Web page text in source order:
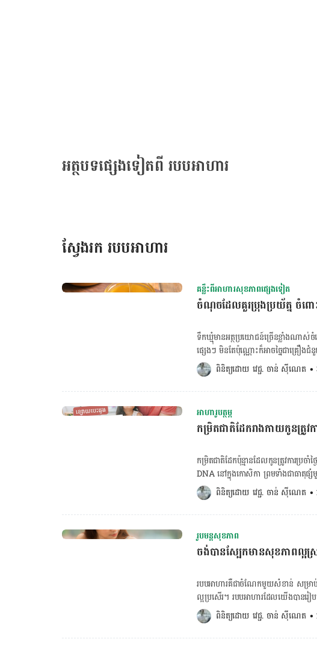
អត្ថបទផ្សេងទៀតពី របបអាហារ
ស្វែងរក របបអាហារ
គន្លឹះពីអាហារសុខភាពផ្សេងទៀត
ចំណុចដែលគួរប្រុងប្រយ័ត្ន ចំពោ
ទឹកឃ្មុំមានអត្ថប្រយោជន៍ច្រើនខ្លាំងណា
ផ្សេងៗ មិនតែប៉ុណ្ណោះក៏អាចច្នៃជាគ្រឿ
ប្រយោជន៍ច្រើនបែបនេះ ទឹកឃ្មុំក៏មានគុណវិប
គណនា BMR ចុចទីនេះ! ចង់គណនារង្វាស់ចង្វាក់បេះដូង ចុចទីនេះ! ១.ចំពោះទារក ទឹកឃ្មុំមិនត្រូវបានអនុញ្ញាត
ឲ្យទារកក្រោមអាយុ១ខួប ឬតិចជាង១២ខែ
អាចបណ្ដាលប៉ះពាល់ដល់សុខភាពក្រពះពោ
ពាល់ដល់សុខភាពមែន ប៉ុន្ដែក៏មិនត្រូវញ៉ាំច្រើ
ប្រតិកម្មអាលែកហ្ស៊ីជាមួយទឹកឃ្មុំ ករណីនេះ
កម្មអាលែកហ្ស៊ីទឹកឃ្មុំគឺបង្កឡើងដោយលម្អ
ប្រឈមអាការៈផ្សេងៗ ដូចជា៖ ការកណ្ដាស់ ការហៀរសំបោរ ការហៀរទឹកភ្នែក រមាស់ក និង អាការៈមួយចំនួន
ទៀតអាស្រ័យលើការប៉ះពាល់ទឹកឃ្មុំ។ ៤.អ្នកជំងឺទឹកនោមផ្អែម អ្នកជំងឺទឹកនោមផ្អែមទាំងពីរប្រភេទ ការញ៉ាំទឹកឃ្មុំ
ពិគ្រោះជាមួយគ្រូពេទ្យជាមុនសិន ទើបជាវិធីល្អ។ អត្ថបទគួរអាន៖ រោគសញ្ញា​មិន​ប្រក្រតី​នៃជំងឺ​មហារីក​
ស្រី​ៗ​គួរ​ដឹង​​​​​​​​​​​​​​​​​​​​​​​​​​​​​​​​​​​​​​​​​​​​​​​​​​​​​​​​​​​​​​​​​​​​ កាត់​បន្ថយ​ហានិភ័យ​មហារីក​សុដន់​ អនុវត្តទម្លាប់ល្អ​ៗទាំង​នេះ កំពុង​ព្យាបាលជំងឺមហារីកដឹងថាពិបាក
នេះជាតិចនិកគួរដឹង អ្នកជាពីជំងឺមហារីក​សុដន់​​​​​​​​​​​​​​​​​​​​​​​​​​​​​​​​​​​​​​​​​​​​​​​​​​​​​​​​​​​​​​​​​​​​​​៖ សុខភាពផ្លូវចិត្តជា​រឿងសំខាន់​ពេលកំពុងព្យាបាល ៣ ចំណុច
ពិនិត្យដោយ វេជ្ជ. ចាន់ ស៊ីណេត •
អាហារូបត្ថម្ភ
កម្រិតជាតិដែករាងកាយកូនត្រូវ
កម្រិត​ជាតិដែកប៉ុន្មានដែលកូនត្រូវ​ការ​ប្រច
DNA នៅក្នុងកោសិកា ព្រមទាំង​ជាធា
ប្រូតេអ៊ីននៅក្នុង​គ្រាប់​ឈាមក្រហម។ ការ​ខ្
ប៉ា​ម៉ាក់​ត្រូវ​យក​ចិត្ត​ទុក​ដាក់​ការពារ​កូន​កុំ​ឲ្យ​ខ្
កើតរហូតដល់អាយុ ៦ ខែមានជាតិដែកស្
ទារកអាយុ ៧-១២ ខែ៖ ១១ មិល្លីក្រាមក្នុងមួយថ្ងៃ កុមារអាយុ ១-៣ ឆ្នាំ៖ ៧ មិល្លីក្រាមក្នុងមួយថ្
៤-៨ ឆ្នាំ៖ ១០ មិល្លីក្រាមក្នុងមួយថ្ងៃ កុមារអាយុ ៩-១៣ ឆ្នាំ៖ ៨ មិល្លីក្រាមក្នុងមួយថ្ងៃ ក្មេងស្រីអាយុ ១៤-១៨
ខ្វះជាតិដែកលើកុមារ លោកវេជ្ជបណ្ឌិត
ជាតិ​បាន​​ឱ្យ​ដឹង​ថា នៅពេលខ្វះជាតិដែ
ពិនិត្យដោយ វេជ្ជ. ចាន់ ស៊ីណេត •
រូបមន្តសុខភាព
ចង់បានស្បែកមានសុខភាពល្អ​ស្
របបអាហារគឺជាចំណែកមួយសំខាន់ សម្រា
ល្អប្រសើរ។ របបអាហារដែលយើងបានរ
ដោយសារជាតិចិញ្ចឹមច្រើន តួយ៉ាងមាន ក្រុម
ភាពជ្រីវជ្រួញ និងចាស់ជាងវ័យបាន។ ដូច្ន
ល្អយ៉ាងនេះ។ ចង់គណនា BMR ចុចទីនេះ! ចង់គណនារង្វាស់ចង្វាក់បេះដូង ចុចទីនេះ! របបអាហារដែល
ពិនិត្យដោយ វេជ្ជ. ចាន់ ស៊ីណេត •